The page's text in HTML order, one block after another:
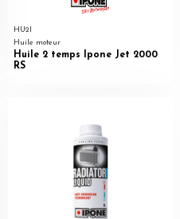
HU2I
Huile moteur
Huile 2 temps Ipone Jet 2000
RS